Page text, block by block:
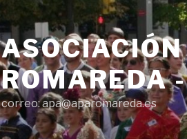
ROMAREDA
correo: apa@aparomareda.es